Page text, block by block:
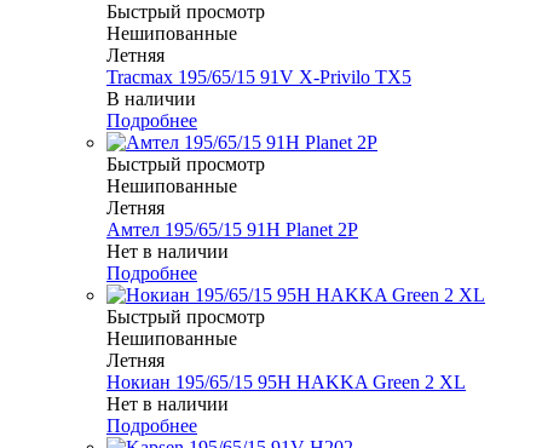
Быстрый просмотр
Нешипованные
Летняя
Tracmax 195/65/15 91V X-Privilo TX5
В наличии
Подробнее
Быстрый просмотр
Нешипованные
Летняя
Амтел 195/65/15 91H Planet 2P
Нет в наличии
Подробнее
Быстрый просмотр
Нешипованные
Летняя
Нокиан 195/65/15 95H HAKKA Green 2 XL
Нет в наличии
Подробнее